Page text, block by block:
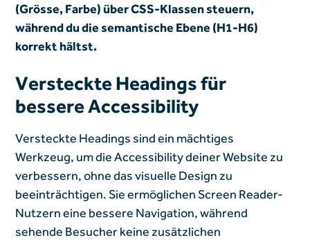
(Grösse, Farbe) über CSS-Klassen steuern,
während du die semantische Ebene (H1-H6)
korrekt hältst.
Versteckte Headings für
bessere Accessibility
Versteckte Headings sind ein mächtiges
Werkzeug, um die Accessibility deiner Website zu
verbessern, ohne das visuelle Design zu
beeinträchtigen. Sie ermöglichen Screen Reader-
Nutzern eine bessere Navigation, während
sehende Besucher keine zusätzlichen